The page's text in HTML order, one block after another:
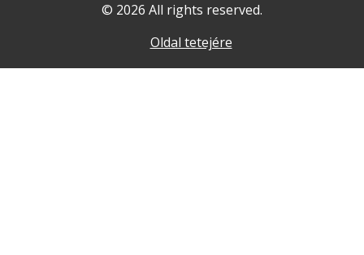
© 2026 All rights reserved.
Oldal tetejére